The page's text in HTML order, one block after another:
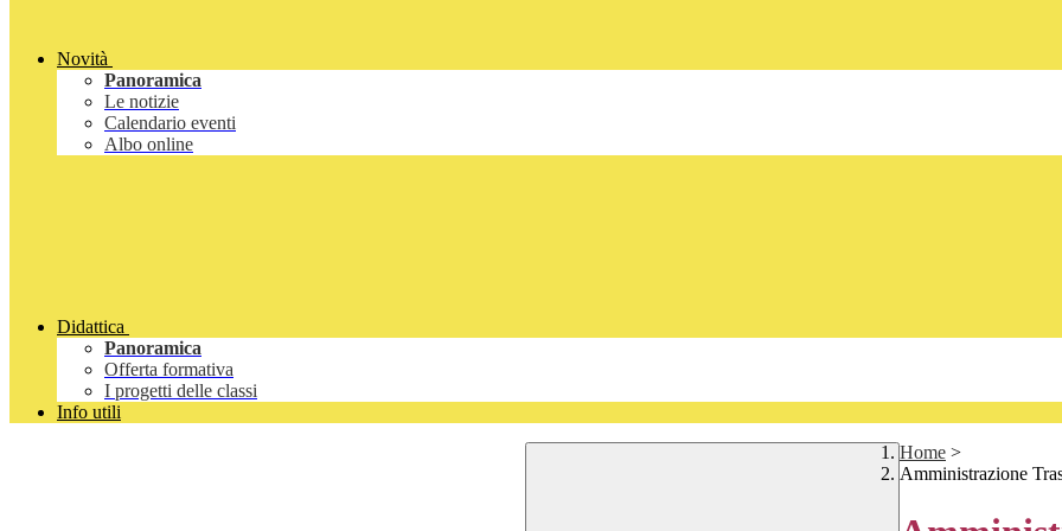
Novità
Panoramica
Le notizie
Calendario eventi
Albo online
Didattica
Panoramica
Offerta formativa
I progetti delle classi
Info utili
Home >
Amministrazione